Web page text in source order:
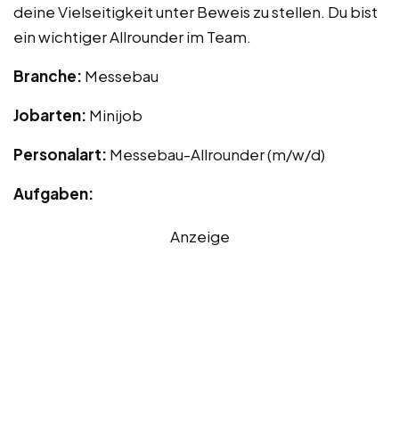
deine Vielseitigkeit unter Beweis zu stellen. Du bist
ein wichtiger Allrounder im Team.
Branche: Messebau
Jobarten: Minijob
Personalart: Messebau-Allrounder (m/w/d)
Aufgaben:
Anzeige